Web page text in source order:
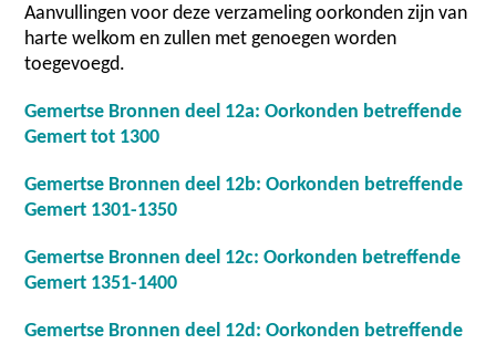
Aanvullingen voor deze verzameling oorkonden zijn van
harte welkom en zullen met genoegen worden
toegevoegd.
Gemertse Bronnen deel 12a: Oorkonden betreffende
Gemert tot 1300
Gemertse Bronnen deel 12b: Oorkonden betreffende
Gemert 1301-1350
Gemertse Bronnen deel 12c: Oorkonden betreffende
Gemert 1351-1400
Gemertse Bronnen deel 12d: Oorkonden betreffende